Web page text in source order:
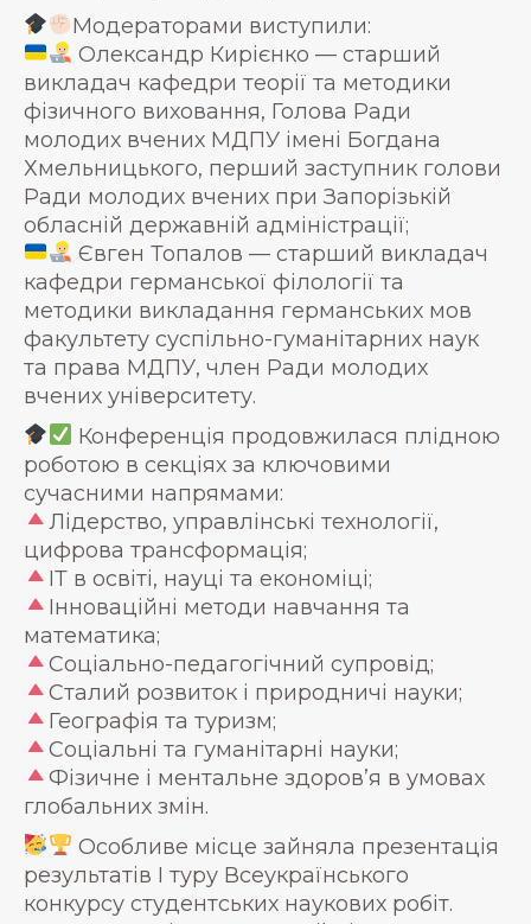
Модераторами виступили:
Олександр Кирієнко — старший
викладач кафедри теорії та методики
фізичного виховання, Голова Ради
молодих вчених МДПУ імені Богдана
Хмельницького, перший заступник голови
Ради молодих вчених при Запорізькій
обласній державній адміністрації;
Євген Топалов — старший викладач
кафедри германської філології та
методики викладання германських мов
факультету суспільно-гуманітарних наук
та права МДПУ, член Ради молодих
вчених університету.
Конференція продовжилася плідною
роботою в секціях за ключовими
сучасними напрямами:
Лідерство, управлінські технології,
цифрова трансформація;
ІТ в освіті, науці та економіці;
Інноваційні методи навчання та
математика;
Соціально-педагогічний супровід;
Сталий розвиток і природничі науки;
Географія та туризм;
Соціальні та гуманітарні науки;
Фізичне і ментальне здоров’я в умовах
глобальних змін.
Особливе місце зайняла презентація
результатів I туру Всеукраїнського
конкурсу студентських наукових робіт.